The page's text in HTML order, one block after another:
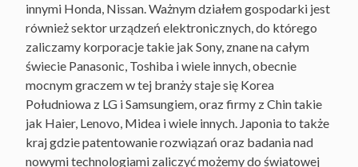
innymi Honda, Nissan. Ważnym działem gospodarki jest
również sektor urządzeń elektronicznych, do którego
zaliczamy korporacje takie jak Sony, znane na całym
świecie Panasonic, Toshiba i wiele innych, obecnie
mocnym graczem w tej branży staje się Korea
Południowa z LG i Samsungiem, oraz firmy z Chin takie
jak Haier, Lenovo, Midea i wiele innych. Japonia to także
kraj gdzie patentowanie rozwiązań oraz badania nad
nowymi technologiami zaliczyć możemy do światowej